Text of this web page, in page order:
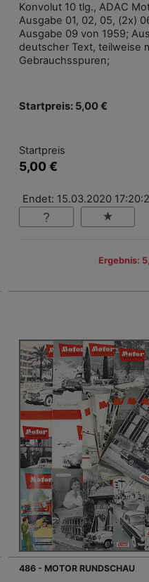
Konvolut 10 tlg., ADAC
Ausgabe 01, 02, 05, (2x)
Ausgabe 09 von 1959;
deutscher Text, teilweise
Gebrauchsspuren;
Startpreis: 5,00 €
Startpreis
5,00 €
Endet: 15.03.2020
Ergebnis:
486 - MOTOR RUNDSCHAU